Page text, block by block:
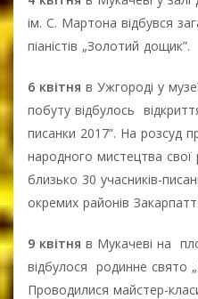
ім. С. Мартона відбувся
піаністів „Золотий дощик”.
6 квітня в Ужгороді у
побуту відбулось
писанки 2017”. На розсуд
народного мистецтва
близько 30 учасників-
окремих районів
9 квітня в Мукачеві на
відбулося родинне свято
Проводилися майстер-